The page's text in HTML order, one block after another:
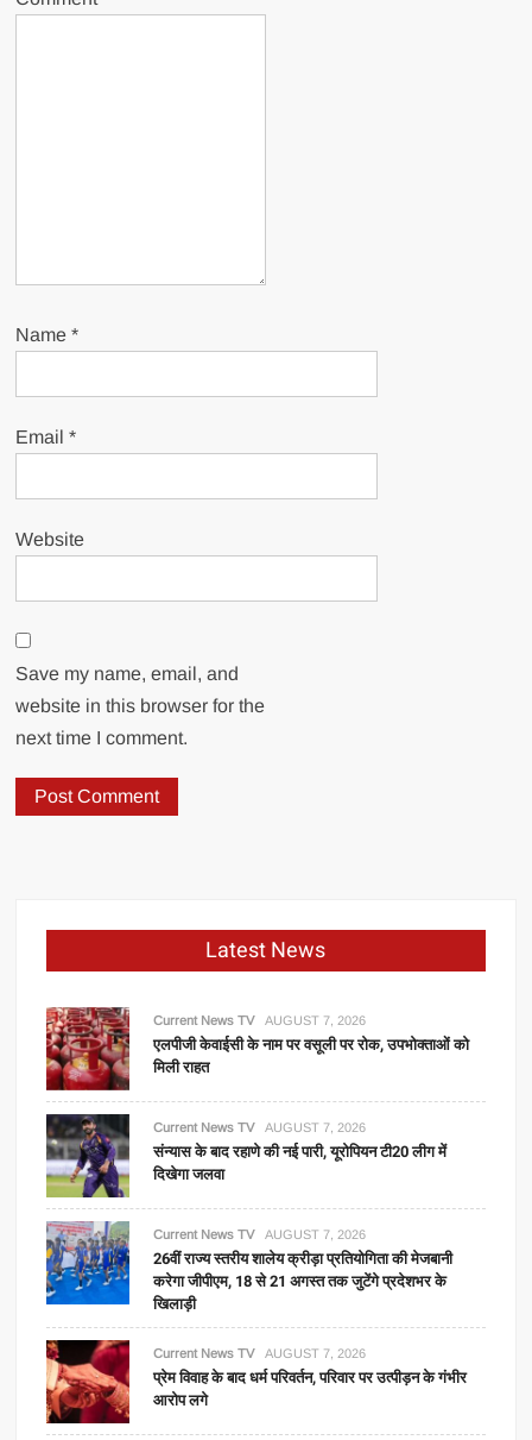
Name*
Email*
Website
Save my name, email, and
website in this browser for the
next time I comment.
Latest News
Current News TV AUGUST 7, 2026
एलपीजी केवाईसी के नाम पर वसूली पर रोक, उपभोक्ताओं को
मिली राहत
Current News TV AUGUST 7, 2026
संन्यास के बाद रहाणे की नई पारी, यूरोपियन टी20 लीग में
दिखेगा जलवा
Current News TV AUGUST 7, 2026
26वीं राज्य स्तरीय शालेय क्रीड़ा प्रतियोगिता की मेजबानी
करेगा जीपीएम, 18 से 21 अगस्त तक जुटेंगे प्रदेशभर के
खिलाड़ी
Current News TV AUGUST 7, 2026
प्रेम विवाह के बाद धर्म परिवर्तन, परिवार पर उत्पीड़न के गंभीर
आरोप लगे